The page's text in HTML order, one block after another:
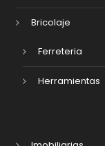
Bricolaje
Ferreteria
Herramientas